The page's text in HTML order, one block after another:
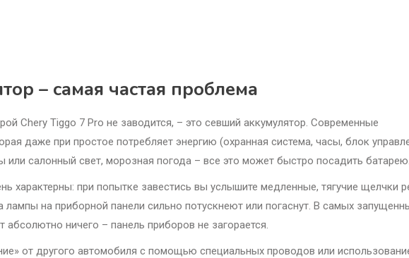
– самая частая проблема
Chery Tiggo 7 Pro не заводится, – это севший аккумулятор. Современные
даже при простое потребляет энергию (охранная система, часы, блок
салонный свет, морозная погода – все это может быстро посадить батарею.
характерны: при попытке завестись вы услышите медленные, тягучие щелчки
лампы на приборной панели сильно потускнеют или погаснут. В самых
абсолютно ничего – панель приборов не загорается.
от другого автомобиля с помощью специальных проводов или